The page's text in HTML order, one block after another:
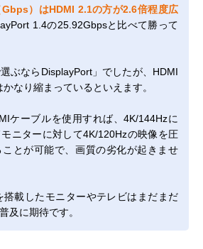
）はHDMI 2.1の方が2.6倍程度広
1.4の25.92Gbpsと比べて勝って
ぶならDisplayPort」でしたが、HDMI
なり縮まっているといえます。
ケーブルを使用すれば、4K/144Hzに
ニターに対して4K/120Hzの映像を圧
とが可能で、画質の劣化が起きませ
搭載したモニターやテレビはまだまだ
及に期待です。